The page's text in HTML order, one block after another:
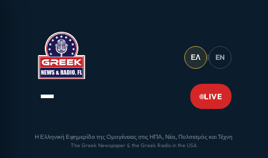
ΕΛ | EN
LIVE
Η Ελληνική Εφημερίδα της Ομογένειας στις ΗΠΑ, Νέα, Πολιτισμός και Τέχνη
The Greek Newspaper & the Greek Radio in the USA